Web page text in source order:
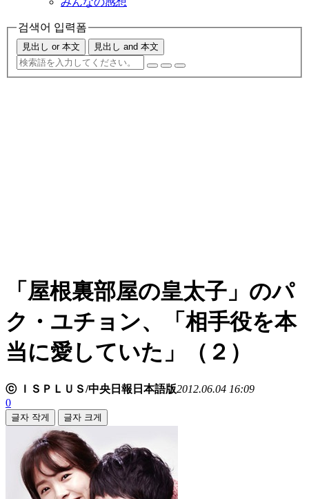
검색어 입력폼
見出し or 本文 見出し and 本文
「屋根裏部屋の皇太子」のパ
ク・ユチョン、「相手役を本
当に愛していた」（２）
ⓒ ＩＳＰＬＵＳ/中央日報日本語版2012.06.04 16:09
0
글자 작게 글자 크게